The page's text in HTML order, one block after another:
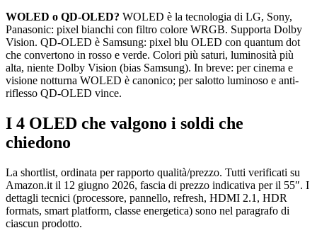
WOLED o QD-OLED? WOLED è la tecnologia di LG, Sony,
Panasonic: pixel bianchi con filtro colore WRGB. Supporta Dolby
Vision. QD-OLED è Samsung: pixel blu OLED con quantum dot
che convertono in rosso e verde. Colori più saturi, luminosità più
alta, niente Dolby Vision (bias Samsung). In breve: per cinema e
visione notturna WOLED è canonico; per salotto luminoso e anti-
riflesso QD-OLED vince.
I 4 OLED che valgono i soldi che
chiedono
La shortlist, ordinata per rapporto qualità/prezzo. Tutti verificati su
Amazon.it il 12 giugno 2026, fascia di prezzo indicativa per il 55″. I
dettagli tecnici (processore, pannello, refresh, HDMI 2.1, HDR
formats, smart platform, classe energetica) sono nel paragrafo di
ciascun prodotto.